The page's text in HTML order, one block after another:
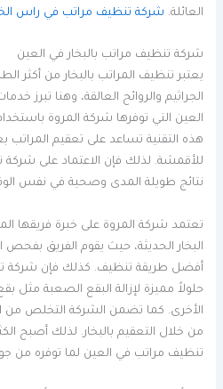
العائلة. شركة تنظيف مراتب في راس
شركة تنظيف مراتب بالبخار في العين
يعتبر تنظيف المراتب بالبخار من أكثر
الجراثيم والروائح العالقة، وهنا تبرز
العين التي توفرها شركة المروة
هذه التقنية تساعد على تعقيم
للأقمشة. لذلك فإن الاعتماد على
نتائج طويلة المدى وصحية في نفس
تعتمد شركة المروة على خبرة
البخار الحديثة، حيث يقوم الفريق
أفضل طريقة تنظيف. كذلك فإن شركة
حلولاً مميزة لإزالة البقع الصعبة مثل
الأخرى. كما تضمن الشركة التخلص من
من خلال التعقيم بالبخار. لذلك أصبح
تنظيف مراتب في العين لما توفره من